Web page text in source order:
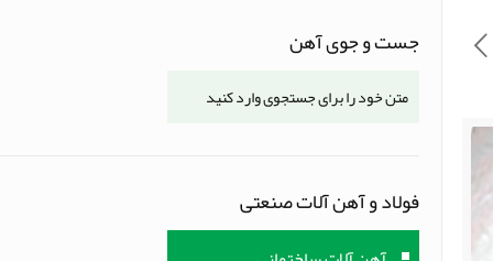
جست و جوی آهن
فولاد و آهن آلات صنعتی